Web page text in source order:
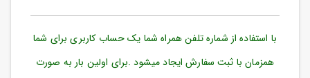
بازیابی
رمز
با استفاده از شماره تلفن همراه شما یک حساب کاربری برای شما
همزمان با ثبت سفارش ایجاد میشود .برای اولین بار به صورت